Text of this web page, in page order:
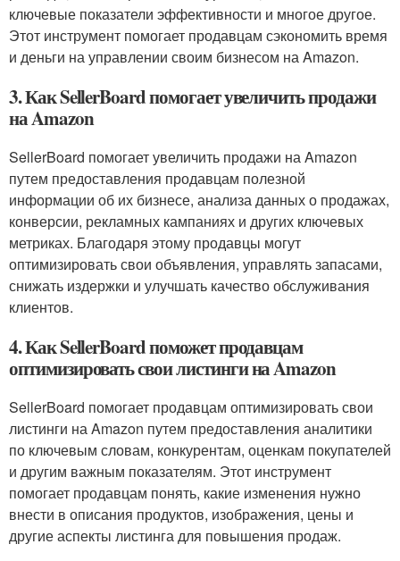
ключевые показатели эффективности и многое другое.
Этот инструмент помогает продавцам сэкономить время
и деньги на управлении своим бизнесом на Amazon.
3. Как SellerBoard помогает увеличить продажи
на Amazon
SellerBoard помогает увеличить продажи на Amazon
путем предоставления продавцам полезной
информации об их бизнесе, анализа данных о продажах,
конверсии, рекламных кампаниях и других ключевых
метриках. Благодаря этому продавцы могут
оптимизировать свои объявления, управлять запасами,
снижать издержки и улучшать качество обслуживания
клиентов.
4. Как SellerBoard поможет продавцам
оптимизировать свои листинги на Amazon
SellerBoard помогает продавцам оптимизировать свои
листинги на Amazon путем предоставления аналитики
по ключевым словам, конкурентам, оценкам покупателей
и другим важным показателям. Этот инструмент
помогает продавцам понять, какие изменения нужно
внести в описания продуктов, изображения, цены и
другие аспекты листинга для повышения продаж.